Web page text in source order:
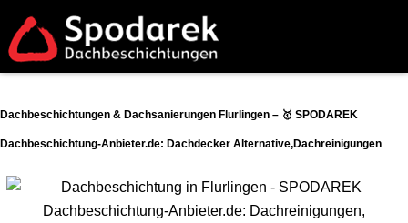
Dachbeschichtungen & Dachsanierungen Flurlingen – 🥇 SPODAREK
Dachbeschichtung-Anbieter.de: Dachdecker Alternative,Dachreinigungen